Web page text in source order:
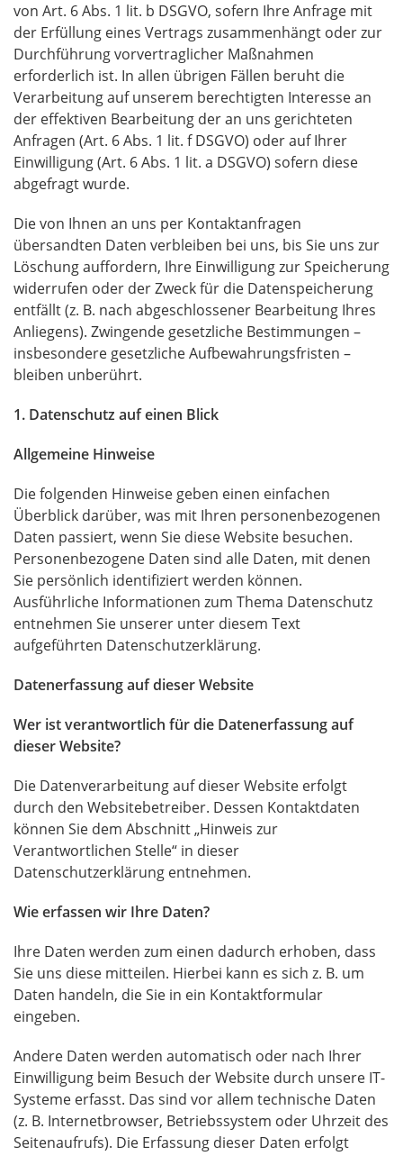
von Art. 6 Abs. 1 lit. b DSGVO, sofern Ihre Anfrage mit
der Erfüllung eines Vertrags zusammenhängt oder zur
Durchführung vorvertraglicher Maßnahmen
erforderlich ist. In allen übrigen Fällen beruht die
Verarbeitung auf unserem berechtigten Interesse an
der effektiven Bearbeitung der an uns gerichteten
Anfragen (Art. 6 Abs. 1 lit. fDSGVO) oder auf Ihrer
Einwilligung (Art. 6 Abs. 1 lit. a DSGVO) sofern diese
abgefragt wurde.
Die von Ihnen an uns per Kontaktanfragen
übersandten Daten verbleiben bei uns, bis Sie uns zur
Löschung auffordern, Ihre Einwilligung zur Speicherung
widerrufen oder der Zweck für die Datenspeicherung
entfällt (z. B. nach abgeschlossener Bearbeitung Ihres
Anliegens). Zwingende gesetzliche Bestimmungen –
insbesondere gesetzliche Aufbewahrungsfristen –
bleiben unberührt.
1. Datenschutz auf einen Blick
Allgemeine Hinweise
Die folgenden Hinweise geben einen einfachen
Überblick darüber, was mit Ihren personenbezogenen
Daten passiert, wenn Sie diese Website besuchen.
Personenbezogene Daten sind alle Daten, mit denen
Sie persönlich identifiziert werden können.
Ausführliche Informationen zum Thema Datenschutz
entnehmen Sie unserer unter diesem Text
aufgeführten Datenschutzerklärung.
Datenerfassung auf dieser Website
Wer ist verantwortlich für die Datenerfassung auf
dieser Website?
Die Datenverarbeitung auf dieser Website erfolgt
durch den Websitebetreiber. Dessen Kontaktdaten
können Sie dem Abschnitt „Hinweis zur
Verantwortlichen Stelle“ in dieser
Datenschutzerklärung entnehmen.
Wie erfassen wir Ihre Daten?
Ihre Daten werden zum einen dadurch erhoben, dass
Sie uns diese mitteilen. Hierbei kann es sich z. B. um
Daten handeln, die Sie in ein Kontaktformular
eingeben.
Andere Daten werden automatisch oder nach Ihrer
Einwilligung beim Besuch der Website durch unsere IT-
Systeme erfasst. Das sind vor allem technische Daten
(z. B. Internetbrowser, Betriebssystem oder Uhrzeit des
Seitenaufrufs). Die Erfassung dieser Daten erfolgt